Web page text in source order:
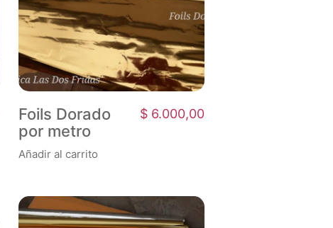
Foils Dorado
por metro
Añadir al carrito
$ 6.000,00